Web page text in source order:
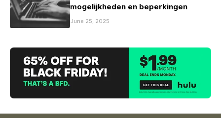
mogelijkheden en beperkingen
June 25, 2025